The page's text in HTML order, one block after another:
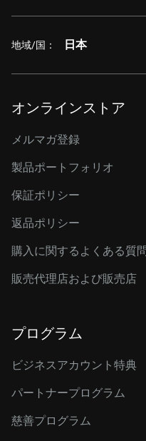
地域/国： 日本
オンラインストア
メルマガ登録
製品ポートフォリオ
保証ポリシー
返品ポリシー
購入に関するよくある質
販売代理店および販売店
プログラム
ビジネスアカウント特典
パートナープログラム
慈善プログラム